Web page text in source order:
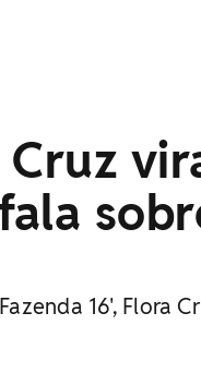
Cruz
16', Flora